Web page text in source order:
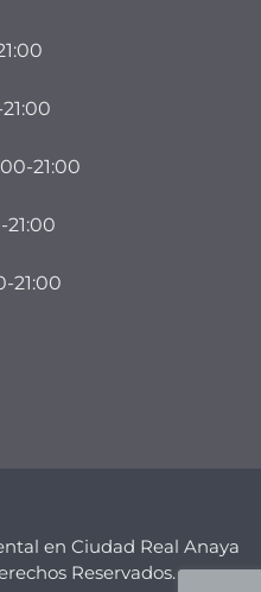
21:00
21:00
21:00
en Ciudad Real Anaya
Reservados.